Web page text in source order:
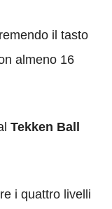
il tasto
almeno 16
Tekken Ball
i quattro livelli